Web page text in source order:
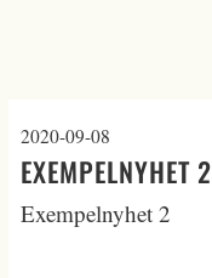
2020-09-08
EXEMPELNYHET 2
Exempelnyhet 2